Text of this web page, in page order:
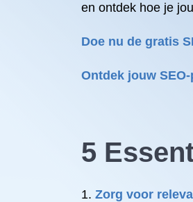
en ontdek hoe je
Doe nu de gratis
Ontdek jouw
5
Zorg voor